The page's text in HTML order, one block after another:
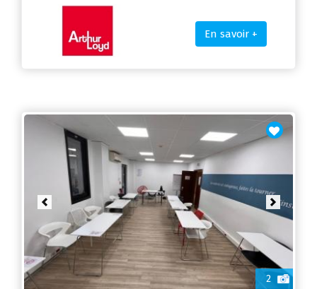
En savoir +
2
Previous Next